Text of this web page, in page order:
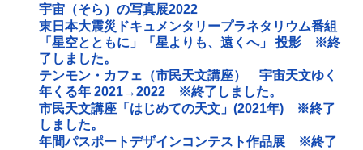
宇宙（そら）の写真展2022
東日本大震災ドキュメンタリープラネタリウム番組
「星空とともに」「星よりも、遠くへ」 投影 ※終
了しました。
テンモン・カフェ（市民天文講座） 宇宙天文ゆく
年くる年 2021→2022 ※終了しました。
市民天文講座「はじめての天文」(2021年) ※終了
しました。
年間パスポートデザインコンテスト作品展 ※終了